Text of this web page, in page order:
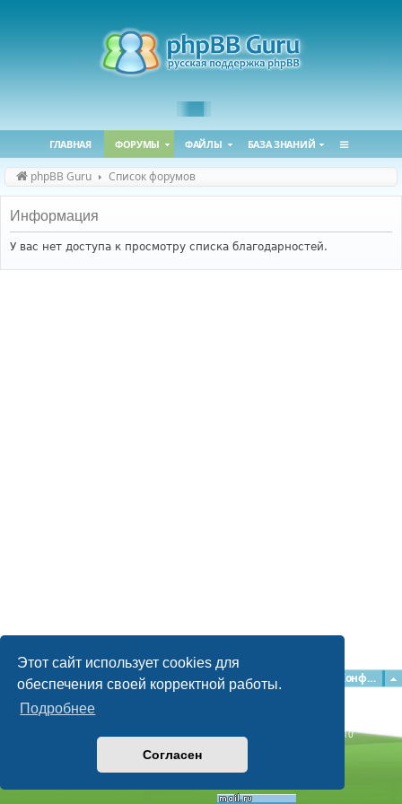
Этот сайт использует cookies для
обеспечения своей корректной работы.
Подробнее
Согласен
ГЛАВНАЯ ФОРУМЫ ФАЙЛЫ БАЗА ЗНАНИЙ
phpBB Guru Список форумов
Информация
У вас нет доступа к просмотру списка благодарностей.
Главная Форумы Конфиденциальность
Наша команда
Time: 0.045s| Peak Memory Usage: 2.15 МБ | GZIP: Off |
Queries: 10
© phpBB Guru, 2004—2026
Powered by
Style byArtodia